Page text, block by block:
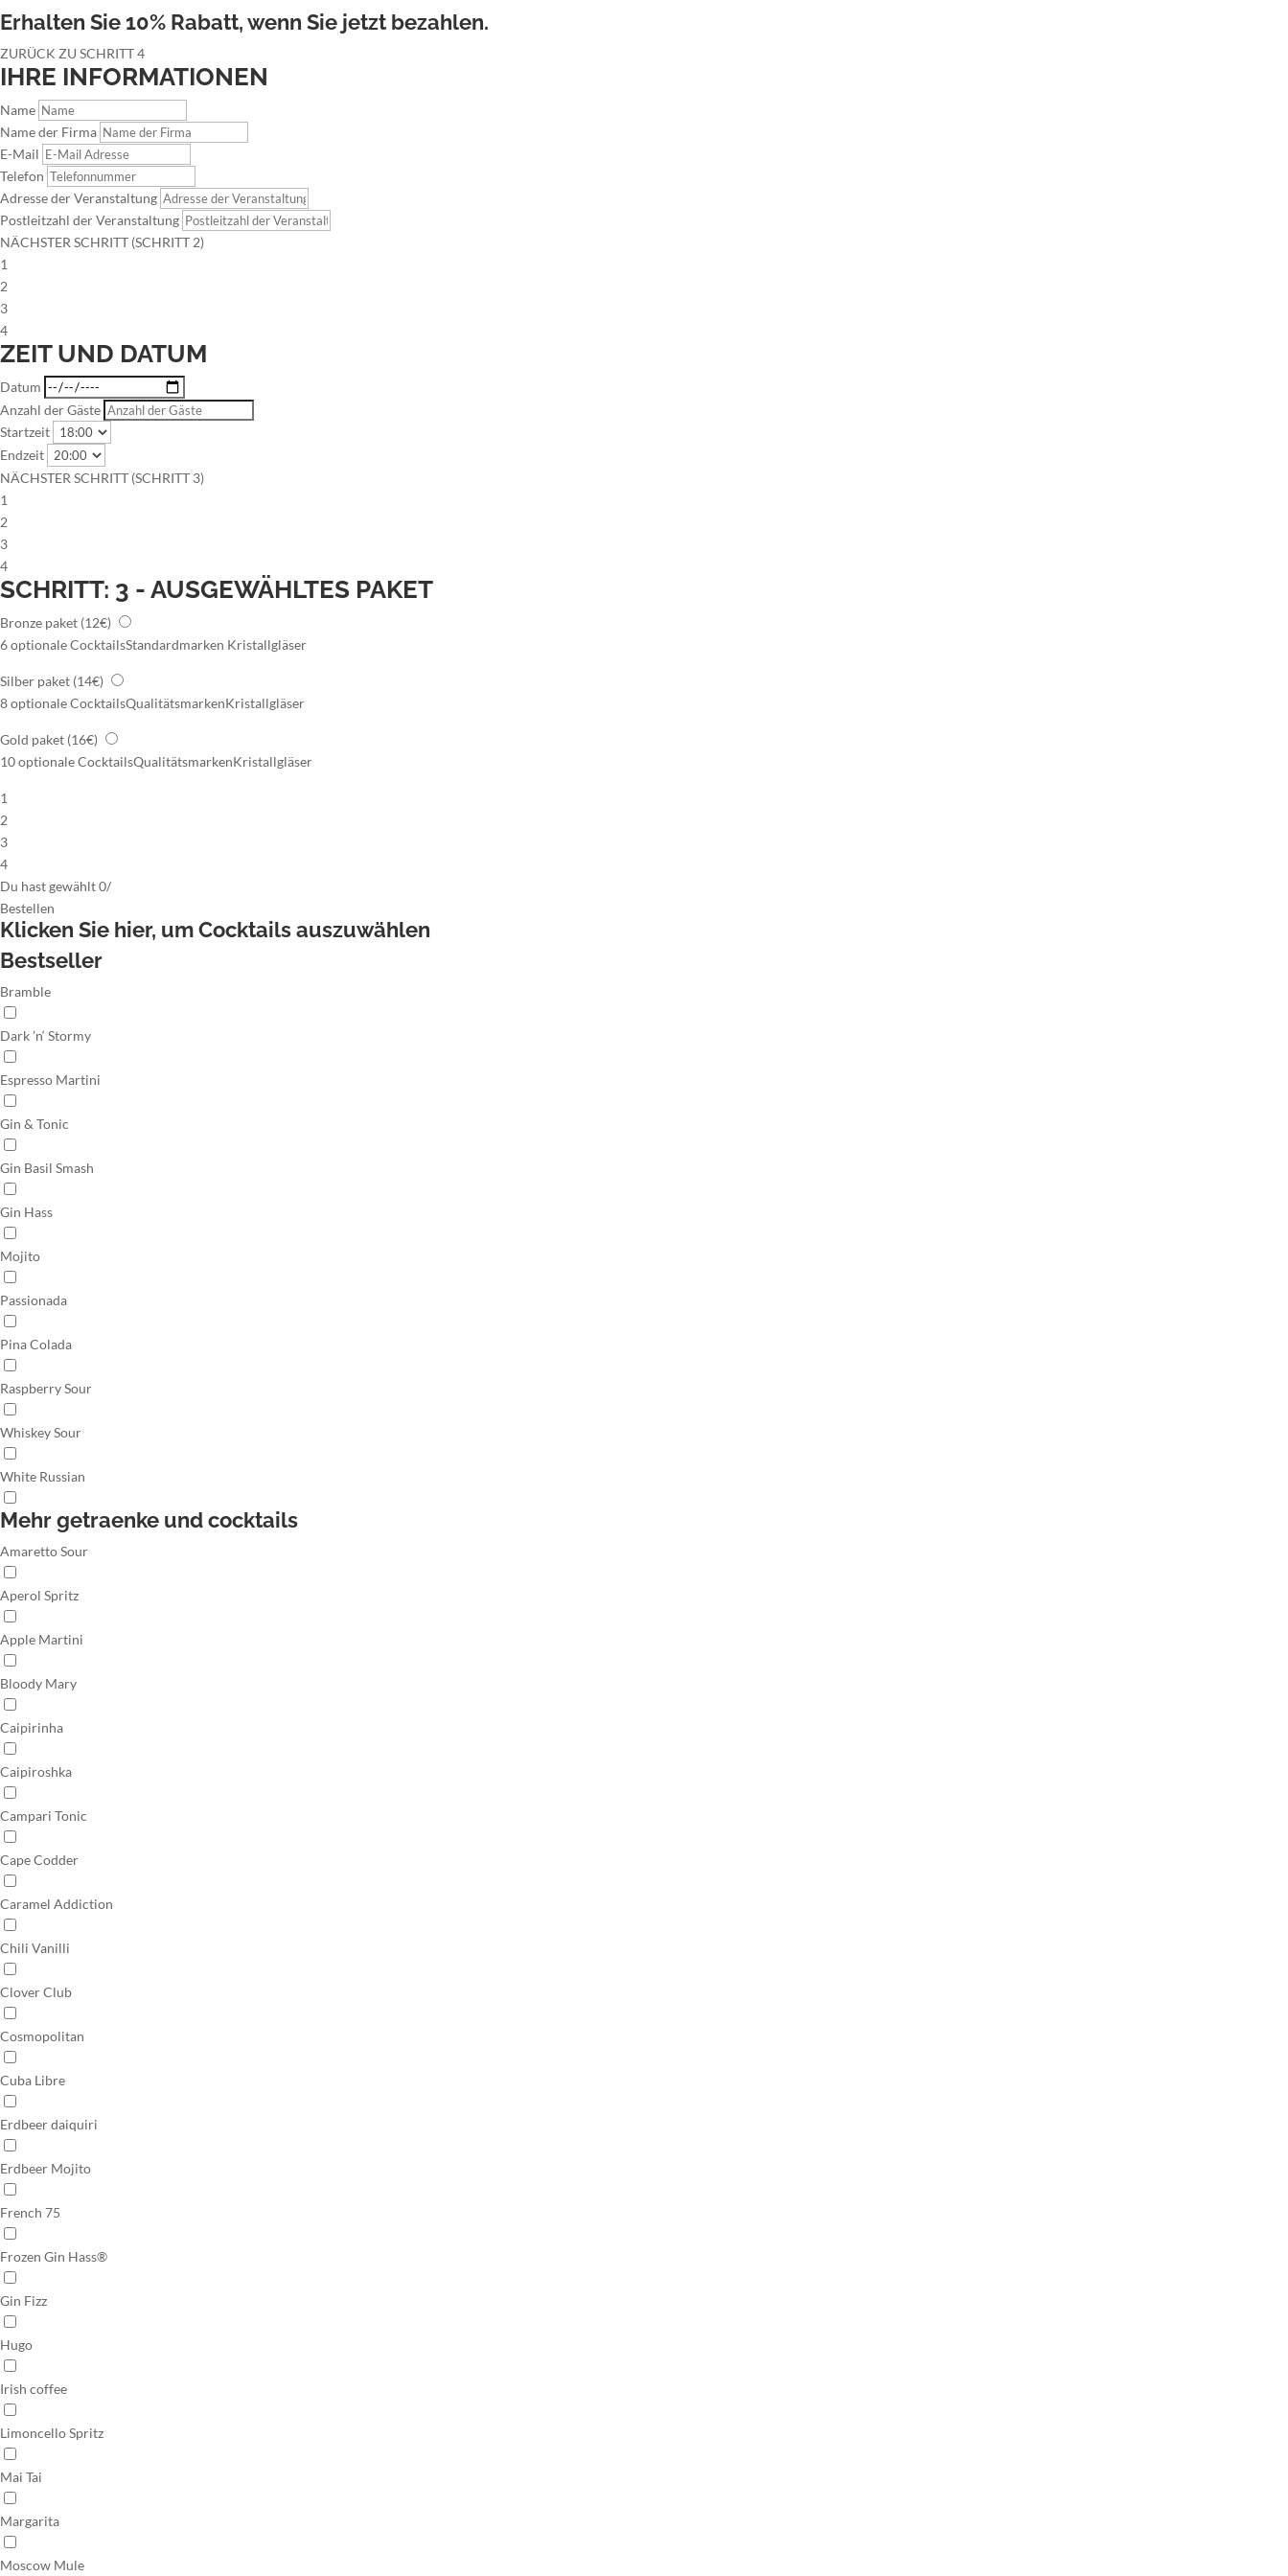
Erhalten Sie 10% Rabatt, wenn Sie jetzt bezahlen.
ZURÜCK ZU SCHRITT 4
IHRE INFORMATIONEN
Name
Name der Firma
E-Mail
Telefon
Adresse der Veranstaltung
Postleitzahl der Veranstaltung
NÄCHSTER SCHRITT (SCHRITT 2)
1
2
3
4
ZEIT UND DATUM
Datum
Anzahl der Gäste
Startzeit
Endzeit
NÄCHSTER SCHRITT (SCHRITT 3)
1
2
3
4
SCHRITT: 3 - AUSGEWÄHLTES PAKET
Bronze paket (12€)
6 optionale CocktailsStandardmarken Kristallgläser
Silber paket (14€)
8 optionale CocktailsQualitätsmarkenKristallgläser
Gold paket (16€)
10 optionale CocktailsQualitätsmarkenKristallgläser
1
2
3
4
Du hast gewählt0/
Bestellen
Klicken Sie hier, um Cocktails auszuwählen
Bestseller
Bramble
Dark ’n‘ Stormy
Espresso Martini
Gin & Tonic
Gin Basil Smash
Gin Hass
Mojito
Passionada
Pina Colada
Raspberry Sour
Whiskey Sour
White Russian
Mehr getraenke und cocktails
Amaretto Sour
Aperol Spritz
Apple Martini
Bloody Mary
Caipirinha
Caipiroshka
Campari Tonic
Cape Codder
Caramel Addiction
Chili Vanilli
Clover Club
Cosmopolitan
Cuba Libre
Erdbeer daiquiri
Erdbeer Mojito
French 75
Frozen Gin Hass®
Gin Fizz
Hugo
Irish coffee
Limoncello Spritz
Mai Tai
Margarita
Moscow Mule